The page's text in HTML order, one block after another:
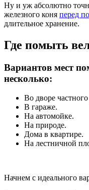
Ну и уж абсолютно
железного коня перед
длительное хранение.
Где помыть
Вариантов мест
несколько:
Во дворе
В гараже.
На автомойке.
На природе.
Дома в квартире.
На лестничной
Начнем с идеального